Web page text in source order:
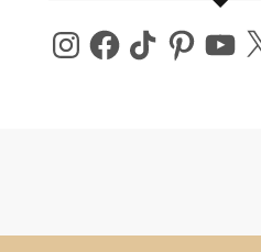
InstagramFacebook
TikTok PinterestYouTube
X